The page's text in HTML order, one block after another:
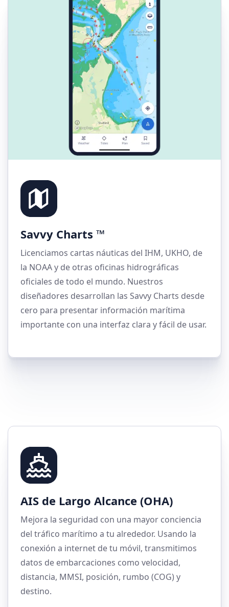
Savvy Charts ™
Licenciamos cartas náuticas del IHM, UKHO, de
la NOAA y de otras oficinas hidrográficas
oficiales de todo el mundo. Nuestros
diseñadores desarrollan las Savvy Charts desde
cero para presentar información marítima
importante con una interfaz clara y fácil de usar.
AIS de Largo Alcance (OHA)
Mejora la seguridad con una mayor conciencia
del tráfico marítimo a tu alrededor. Usando la
conexión a internet de tu móvil, transmitimos
datos de embarcaciones como velocidad,
distancia, MMSI, posición, rumbo (COG) y
destino.